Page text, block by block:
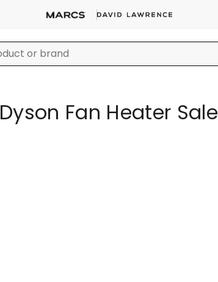
Dyson Fan Heater Sale